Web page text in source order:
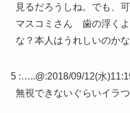
見るだろうしね。でも、
マスコミさん 歯の浮く
な？本人はうれしいのかな
5 :…..@:2018/09/12(水
無視できないぐらいイラつ